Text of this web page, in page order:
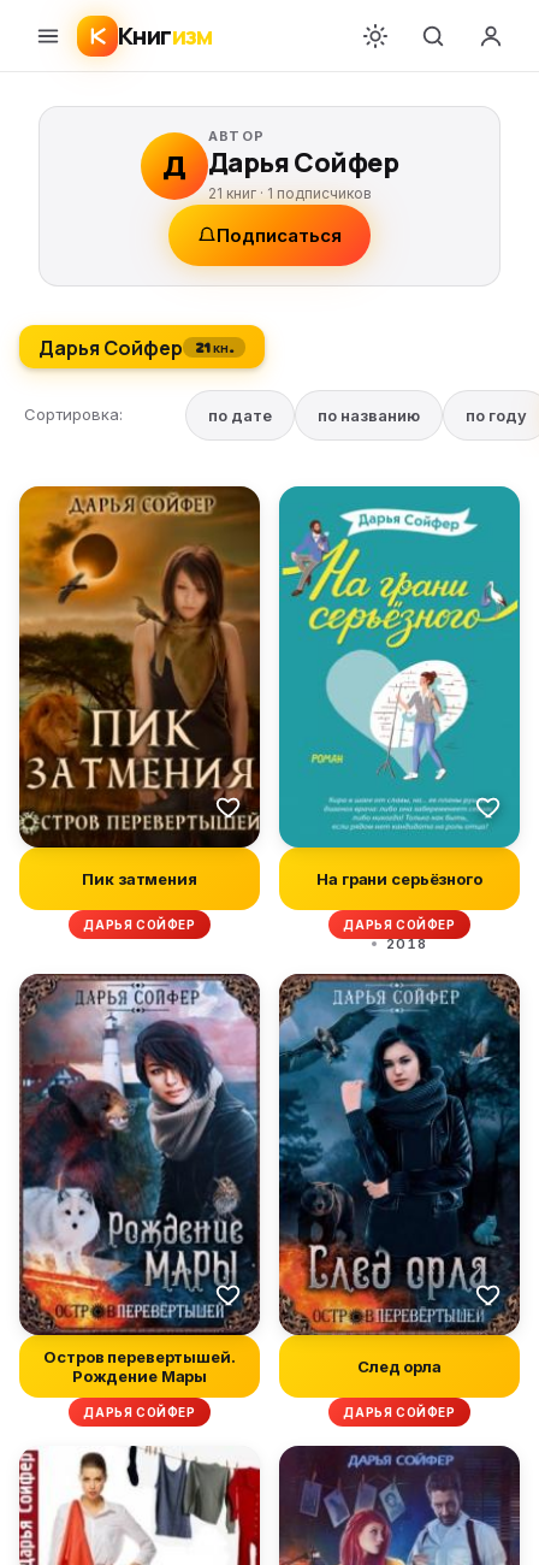
Книгизм
Д
АВТОР
Дарья Сойфер
21 книг · 1 подписчиков
Подписаться
Дарья Сойфер 21 кн.
Сортировка: по дате по названию по году
Пик затмения
ДАРЬЯ СОЙФЕР
На грани серьёзного
ДАРЬЯ СОЙФЕР
2018
Остров перевертышей.
Рождение Мары
ДАРЬЯ СОЙФЕР
След орла
ДАРЬЯ СОЙФЕР